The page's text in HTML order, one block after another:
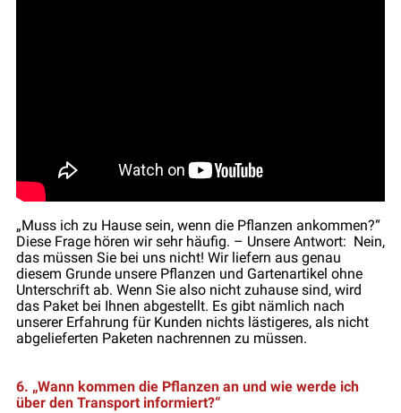
„Muss ich zu Hause sein, wenn die Pflanzen ankommen?“
Diese Frage hören wir sehr häufig. – Unsere Antwort: Nein,
das müssen Sie bei uns nicht! Wir liefern aus genau
diesem Grunde unsere Pflanzen und Gartenartikel ohne
Unterschrift ab. Wenn Sie also nicht zuhause sind, wird
das Paket bei Ihnen abgestellt. Es gibt nämlich nach
unserer Erfahrung für Kunden nichts lästigeres, als nicht
abgelieferten Paketen nachrennen zu müssen.
6. „Wann kommen die Pflanzen an und wie werde ich
über den Transport informiert?“